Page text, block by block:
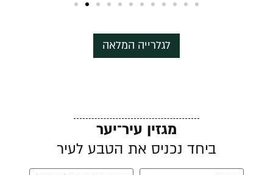
לגלרייה המלאה
מגזין עיר־יער
ביחד נכניס את הטבע לעיר